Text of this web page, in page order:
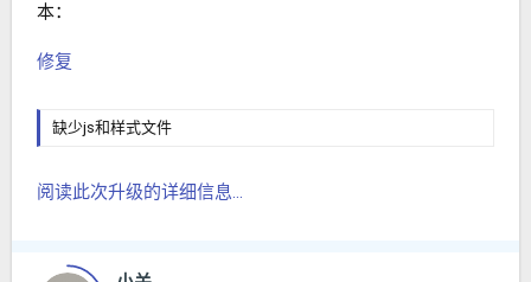
本：
修复
缺少js和样式文件
阅读此次升级的详细信息...